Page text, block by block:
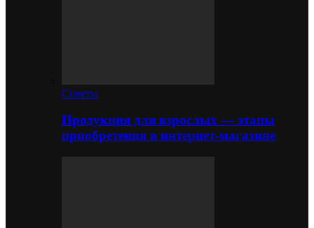
Советы
Продукция для взрослых — этапы
приобретения в интернет-магазине